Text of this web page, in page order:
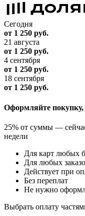
Сегодня
от 1 250 руб.
21 августа
от 1 250 руб.
4 сентября
от 1 250 руб.
18 сентября
от 1 250 руб.
Оформляйте
25% от суммы —
недели
Для карт любых
Для любых
Действует при
Без переплат
Не нужно
Выбрать оплату